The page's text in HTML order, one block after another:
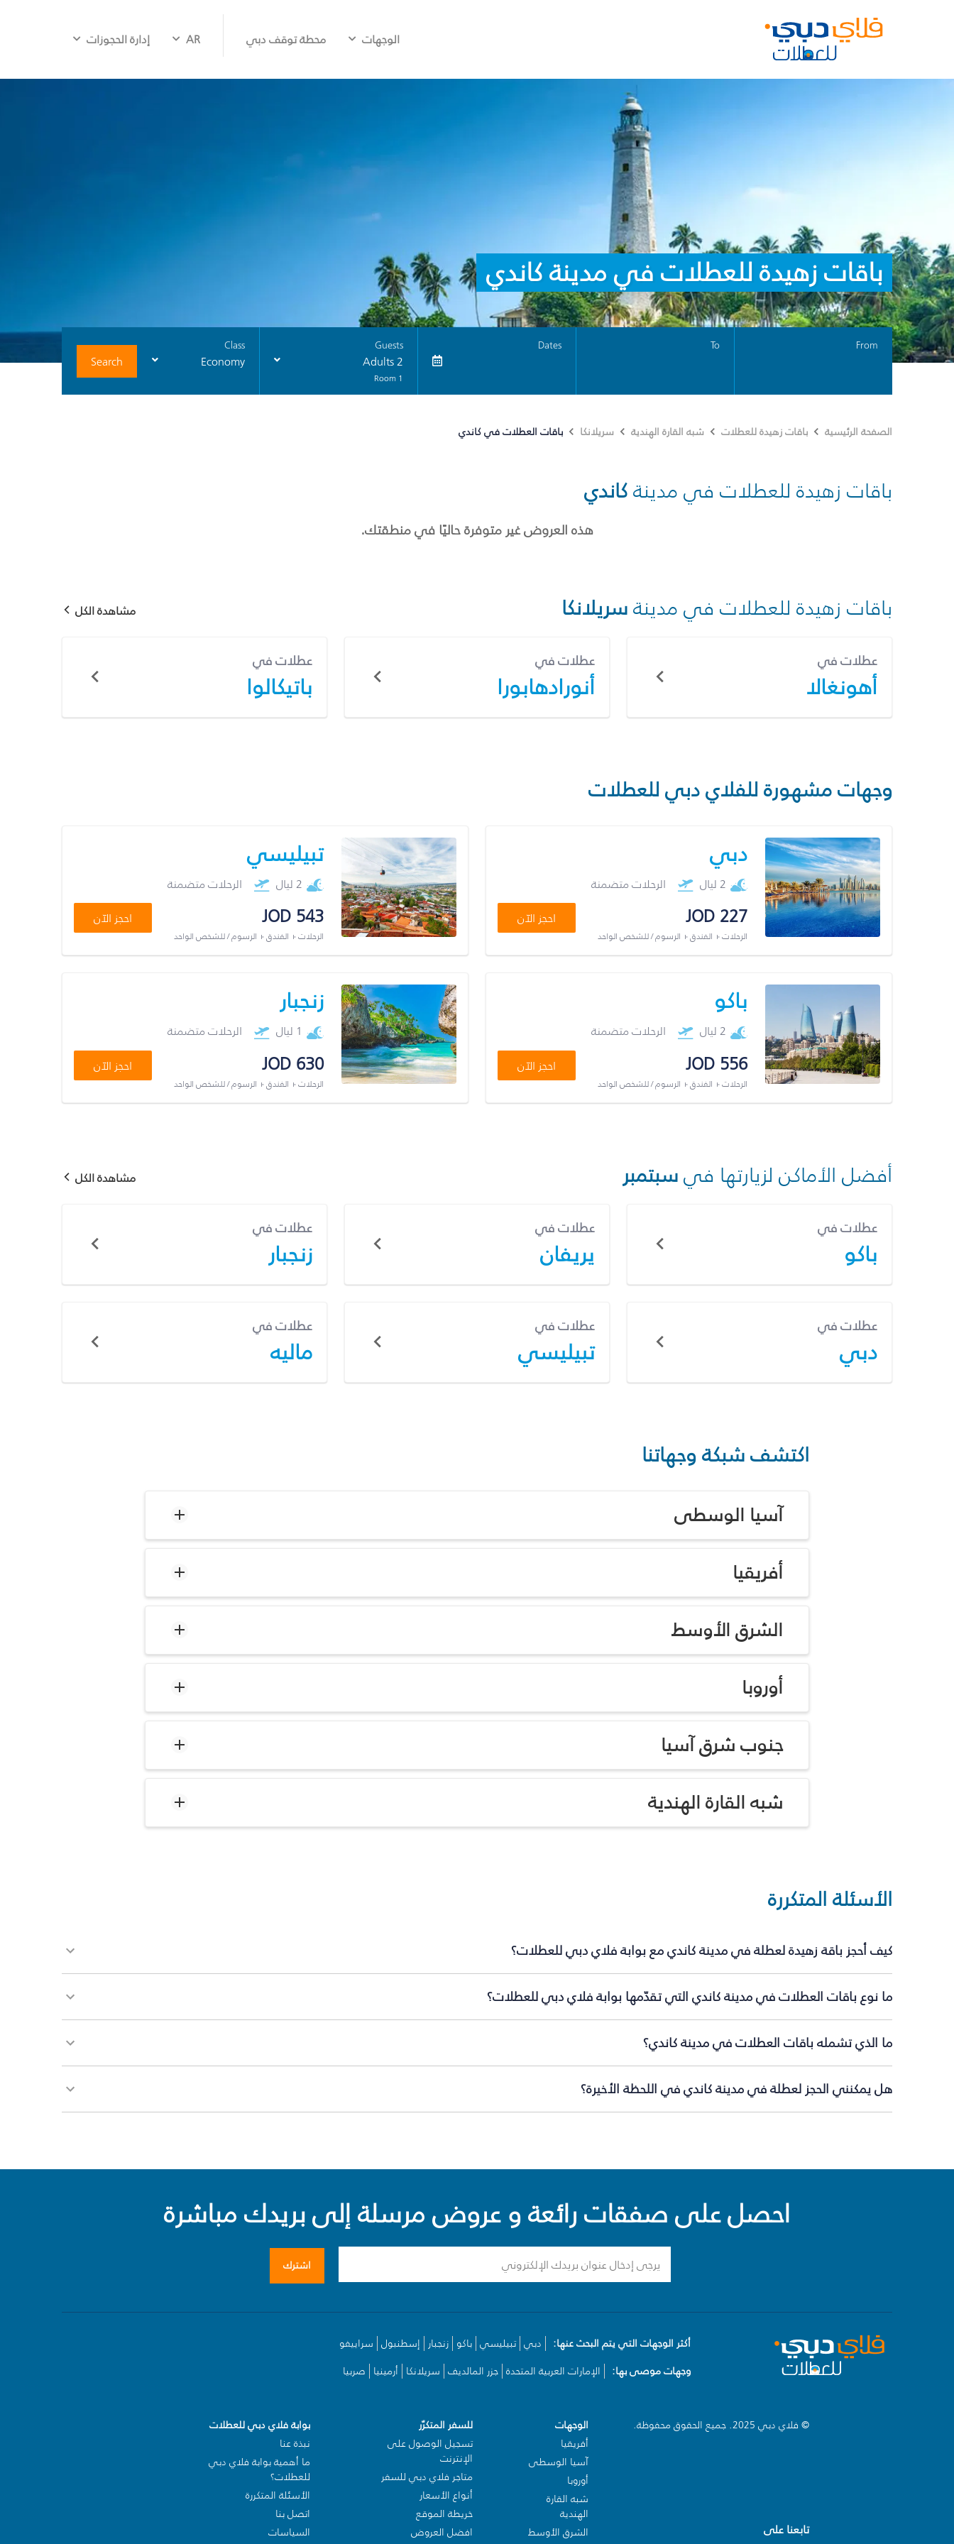
الوجهات محطة توقف دبي AR إدارة الحجوزات
باقات زهيدة للعطلات في مدينة كاندي
From
To
Dates
Guests
2 Adults
1 Room
Class
Economy
Search
الصفحة الرئيسية باقات زهيدة للعطلات شبه القارة الهندية سريلانكا باقات العطلات في كاندي
باقات زهيدة للعطلات في مدينةكاندي
هذه العروض غير متوفرة حاليًا في منطقتك.
باقات زهيدة للعطلات في مدينةسريلانكا مشاهدة الكل
عطلات في
أهونغالا
عطلات في
أنورادهابورا
عطلات في
باتيكالوا
وجهات مشهورة للفلاي دبي للعطلات
دبي
2 ليال الرحلات متضمنة
JOD 227
الرحلات + الفندق + الرسوم / للشخص الواحد
احجز الآن
تبيليسي
2 ليال الرحلات متضمنة
JOD 543
الرحلات + الفندق + الرسوم / للشخص الواحد
احجز الآن
باكو
2 ليال الرحلات متضمنة
JOD 556
الرحلات + الفندق + الرسوم / للشخص الواحد
احجز الآن
زنجبار
1 ليال الرحلات متضمنة
JOD 630
الرحلات + الفندق + الرسوم / للشخص الواحد
احجز الآن
أفضل الأماكن لزيارتها فيسبتمبر مشاهدة الكل
عطلات في
باكو
عطلات في
يريفان
عطلات في
زنجبار
عطلات في
دبي
عطلات في
تبيليسي
عطلات في
ماليه
اكتشف شبكة وجهاتنا
آسيا الوسطى
أفريقيا
الشرق الأوسط
أوروبا
جنوب شرق آسيا
شبه القارة الهندية
الأسئلة المتكررة
كيف أحجز باقة زهيدة لعطلة في مدينة كاندي مع بوابة فلاي دبي للعطلات؟
ما نوع باقات العطلات في مدينة كاندي التي تقدّمها بوابة فلاي دبي للعطلات؟
ما الذي تشمله باقات العطلات في مدينة كاندي؟
هل يمكنني الحجز لعطلة في مدينة كاندي في اللحظة الأخيرة؟
احصل على صفقات رائعة و عروض مرسلة إلى بريدك مباشرة
اشترك
أكثر الوجهات التي يتم البحث عنها: دبي تبيليسي باكو زنجبار إسطنبول سراييفو
وجهات موصى بها:
الإمارات العربية المتحدة جزر المالديف سريلانكا أرمينيا صربيا
© فلاي دبي 2025. جميع الحقوق محفوظة.
تابعنا على
الوجهات
أفريقيا
آسيا الوسطى
أوروبا
شبه القارة
الهندية
الشرق الأوسط
للسفر المتكرّر
تسجيل الوصول على
الإنترنت
متاجر فلاي دبي للسفر
أنواع الأسعار
خريطة الموقع
افضل العروض
بوابة فلاي دبي للعطلات
نبذة عنا
ما أهمية بوابة فلاي دبي
للعطلات؟
الأسئلة المتكررة
اتصل بنا
السياسات